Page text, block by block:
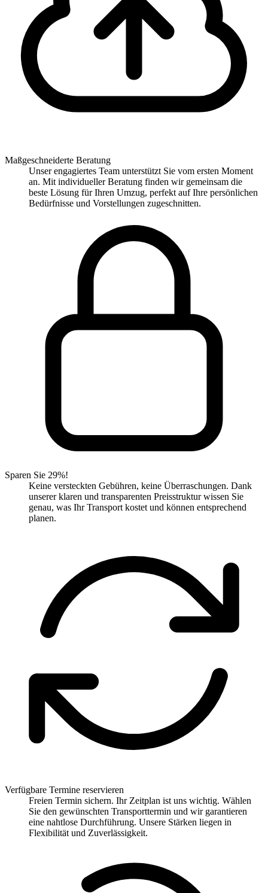
Maßgeschneiderte Beratung
Unser engagiertes Team unterstützt Sie vom ersten Moment
an. Mit individueller Beratung finden wir gemeinsam die
beste Lösung für Ihren Umzug, perfekt auf Ihre persönlichen
Bedürfnisse und Vorstellungen zugeschnitten.
Sparen Sie 29%!
Keine versteckten Gebühren, keine Überraschungen. Dank
unserer klaren und transparenten Preisstruktur wissen Sie
genau, was Ihr Transport kostet und können entsprechend
planen.
Verfügbare Termine reservieren
Freien Termin sichern. Ihr Zeitplan ist uns wichtig. Wählen
Sie den gewünschten Transporttermin und wir garantieren
eine nahtlose Durchführung. Unsere Stärken liegen in
Flexibilität und Zuverlässigkeit.